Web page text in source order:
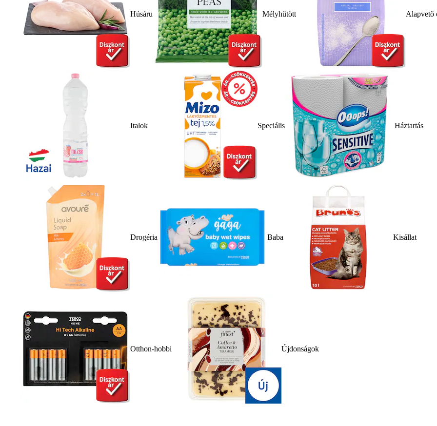
Húsáru Mélyhűtött Alapvető
Italok Speciális Háztartás
Drogéria Baba Kisállat
Otthon-hobbi Újdonságok